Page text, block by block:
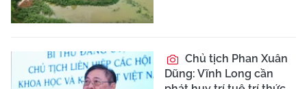
Chủ tịch Phan Xuân
Dũng: Vĩnh Long cần